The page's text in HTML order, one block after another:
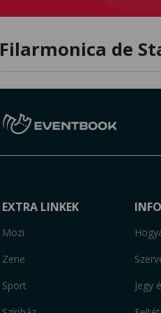
Filarmonica de
EXTRA LINKEK
Mozi
Zene
Sport
Jegy